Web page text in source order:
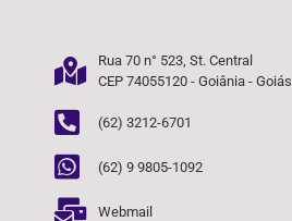
Rua 70 n° 523, St. Central
CEP 74055120 - Goiânia - Goiás
(62) 3212-6701
(62) 9 9805-1092
Webmail